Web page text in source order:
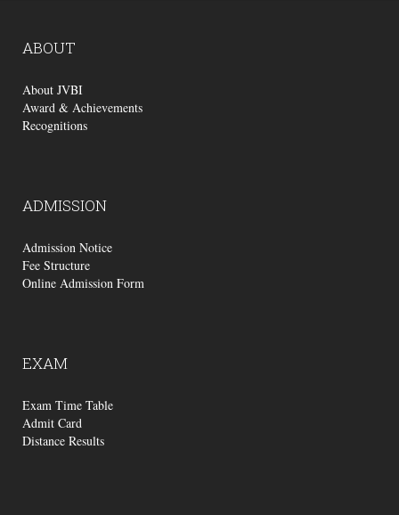
ABOUT
About JVBI
Award & Achievements
Recognitions
ADMISSION
Admission Notice
Fee Structure
Online Admission Form
EXAM
Exam Time Table
Admit Card
Distance Results